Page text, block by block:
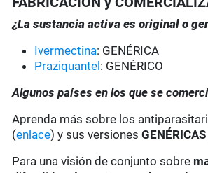
¿La sustancia activa es original o
Ivermectina: GENÉRICA
Praziquantel : GENÉRICO
Algunos países en los que se
Aprenda más sobre los
(enlace) y sus versionesGENÉRICAS
Para una visión de conjunto sobre